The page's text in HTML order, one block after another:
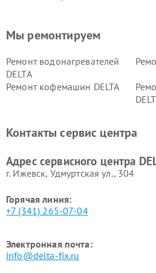
Мы ремонтируем
Ремонт водонагревателей
DELTA
Ремонт кофемашин DELTA
Контакты сервис центра
Адрес сервисного центра
г. Ижевск, Удмуртская ул., 304
Горячая линия:
+7 (341) 265-07-04
Электронная почта:
info@delta-fix.ru